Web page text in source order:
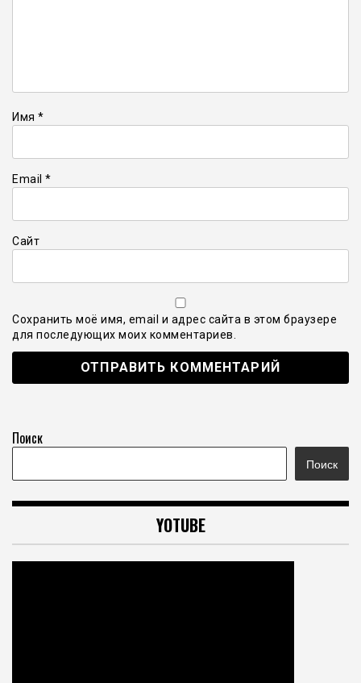
Имя *
Email *
Сайт
Сохранить моё имя, email и адрес сайта в этом браузере
для последующих моих комментариев.
Поиск
Поиск
YOTUBE